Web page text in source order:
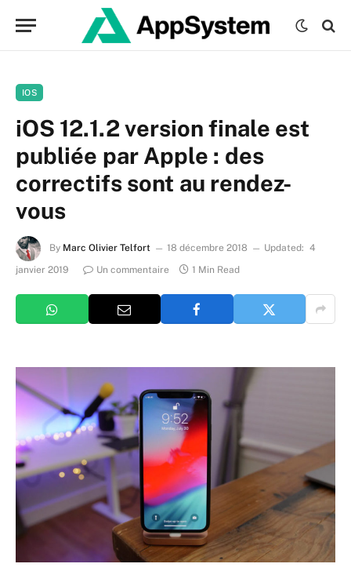
IOS
iOS 12.1.2 version finale est
publiée par Apple : des
correctifs sont au rendez-
vous
By Marc Olivier Telfort 18 décembre 2018 Updated: 4
janvier 2019
Un commentaire 1 Min Read